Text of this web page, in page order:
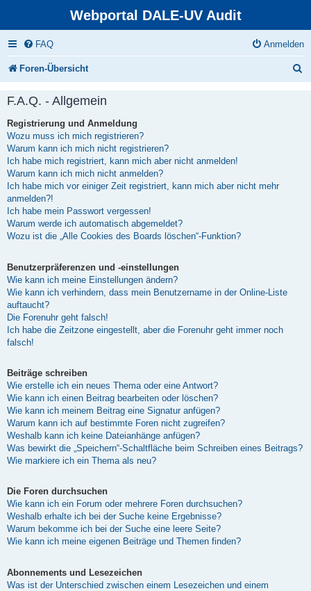
Webportal DALE-UV Audit
FAQ Anmelden
Foren-Übersicht
F.A.Q. - Allgemein
Registrierung und Anmeldung
Wozu muss ich mich registrieren?
Warum kann ich mich nicht registrieren?
Ich habe mich registriert, kann mich aber nicht anmelden!
Warum kann ich mich nicht anmelden?
Ich habe mich vor einiger Zeit registriert, kann mich aber nicht mehr
anmelden?!
Ich habe mein Passwort vergessen!
Warum werde ich automatisch abgemeldet?
Wozu ist die „Alle Cookies des Boards löschen“-Funktion?
Benutzerpräferenzen und -einstellungen
Wie kann ich meine Einstellungen ändern?
Wie kann ich verhindern, dass mein Benutzername in der Online-Liste
auftaucht?
Die Forenuhr geht falsch!
Ich habe die Zeitzone eingestellt, aber die Forenuhr geht immer noch
falsch!
Beiträge schreiben
Wie erstelle ich ein neues Thema oder eine Antwort?
Wie kann ich einen Beitrag bearbeiten oder löschen?
Wie kann ich meinem Beitrag eine Signatur anfügen?
Warum kann ich auf bestimmte Foren nicht zugreifen?
Weshalb kann ich keine Dateianhänge anfügen?
Was bewirkt die „Speichern“-Schaltfläche beim Schreiben eines Beitrags?
Wie markiere ich ein Thema als neu?
Die Foren durchsuchen
Wie kann ich ein Forum oder mehrere Foren durchsuchen?
Weshalb erhalte ich bei der Suche keine Ergebnisse?
Warum bekomme ich bei der Suche eine leere Seite?
Wie kann ich meine eigenen Beiträge und Themen finden?
Abonnements und Lesezeichen
Was ist der Unterschied zwischen einem Lesezeichen und einem